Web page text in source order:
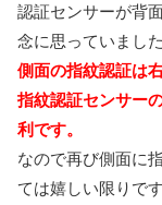
認証センサーが背
念に思っていました
側面の指紋認証は
指紋認証センサー
利です。
なので再び側面に
ては嬉しい限りです